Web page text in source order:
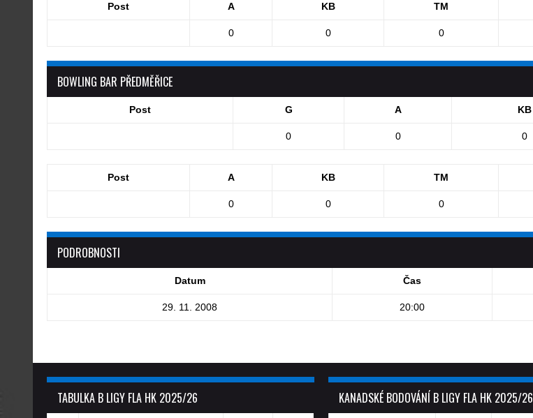
Post A KB TM
0 0 0
BOWLING BAR PŘEDMĚŘICE
Post G A KB
0 0 0
Post A KB TM
0 0 0
PODROBNOSTI
Datum Čas
29. 11. 2008 20:00
TABULKA B LIGY FLA HK 2025/26 KANADSKÉ BODOVÁNÍ B LIGY FLA HK 2025/26